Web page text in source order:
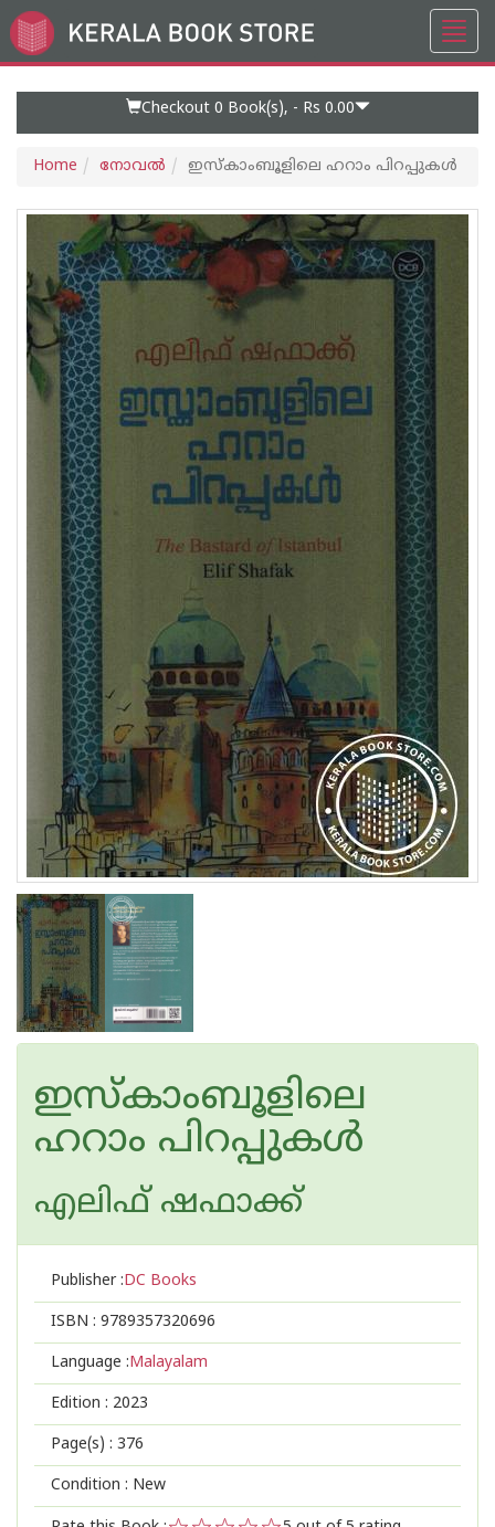
Go
to
Checkout 0 Book(s), - Rs 0.00
Home നോവല്‍ ഇസ്കാംബൂളിലെ ഹറാം പിറപ്പുകള്‍
ഇസ്കാംബൂളിലെ
ഹറാം പിറപ്പുകള്‍
എലിഫ് ഷഫാക്ക്
Publisher :DC Books
ISBN : 9789357320696
Language :Malayalam
Edition : 2023
Page(s) : 376
Condition : New